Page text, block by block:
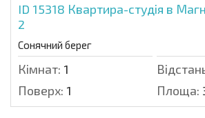
ID 15318 Квартира-студія в
2
Сонячний берег
Кімнат: 1
Поверх: 1 Площа: